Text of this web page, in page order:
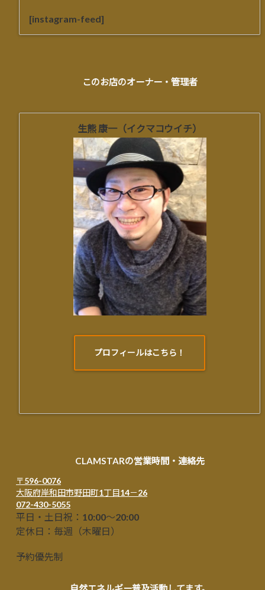
[instagram-feed]
このお店のオーナー・管理者
生熊 康一（イクマコウイチ）
プロフィールはこちら！
CLAMSTARの営業時間・連絡先
〒596-0076
大阪府岸和田市野田町1丁目14－26
072-430-5055
平日・土日祝：10:00～20:00
定休日：毎週（木曜日）
予約優先制